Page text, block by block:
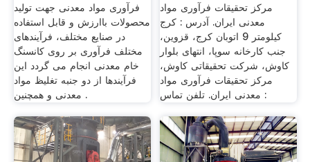
فرآوری مواد معدنی جهت تولید
محصولات باارزش و قابل استفاده
در صنایع مختلف، فرآیندهای
مختلف فرآوری بر روی کانسنگ
خام معدنی انجام می گردد این
فرآیندها از دو جنبه تغلیظ مواد
معدنی و همچنین .
مرکز تحقیقات فرآوری مواد
معدنی ایران. آدرس : كرج
کیلومتر 9 اتوبان کرج، قزوین،
جنب کارخانه سوپا، انتهای بلوار
کاوش، شرکت تحقیقاتی کاوش،
مرکز تحقیقات فرآوری مواد
معدنی ایران. تلفن تماس :